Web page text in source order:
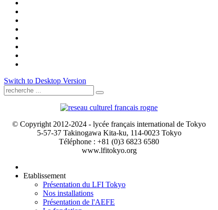
Switch to Desktop Version
© Copyright 2012-2024 - lycée français international de Tokyo
5-57-37 Takinogawa Kita-ku, 114-0023 Tokyo
Téléphone : +81 (0)3 6823 6580
www.lfitokyo.org
Etablissement
Présentation du LFI Tokyo
Nos installations
Présentation de l'AEFE